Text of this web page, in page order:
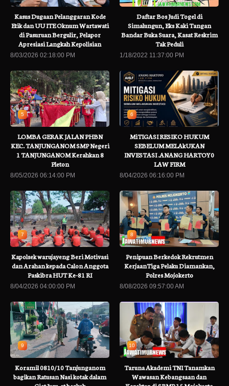
Kasus Dugaan Pelanggaran Kode
Etik dan UU ITE Oknum Wartawati
di Pasuruan Bergulir, Pelapor
Apresiasi Langkah Kepolisian
8/03/2026 02:18:00 PM
Daftar Bos Judi Togel di
Simalungun, Eks Kaki Tangan
Bandar Buka Suara, Kasat Reskrim
Tak Peduli
1/18/2022 11:37:00 PM
5
LOMBA GERAK JALAN PHBN
KEC. TANJUNGANOM SMP Negeri
1 TANJUNGANOM Kerahkan 8
Pleton
8/05/2026 06:14:00 PM
6
MiTIGASI RESIKO HUKUM
SEBELUM MELAkUKAN
INVESTASI .ANANG HARTOY0
LAW FIRM
8/04/2026 06:16:00 PM
7
Kapolsek warujayeng Beri Motivasi
dan Arahan kepada Calon Anggota
Paskibra HUT Ke-81 RI
8/04/2026 04:00:00 PM
8
Penipuan Berkedok Rekrutmen
KerjaanTiga Pelaku Diamankan,
Polres Mojokerto
8/08/2026 09:57:00 AM
9
Koramil 0810/10 Tanjunganom
bagikan Ratusan Nasi kotak dalam
10
Taruna Akademi TNI Tanamkan
Wawasan Kebangsaan dan